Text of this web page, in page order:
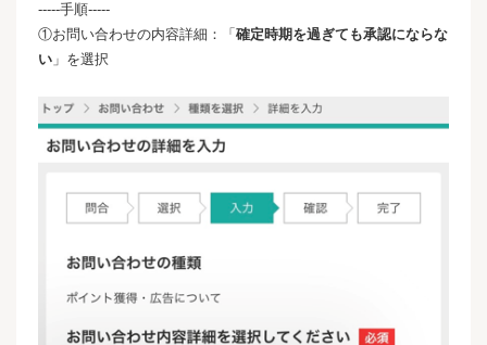
-----手順-----
①お問い合わせの内容詳細：「 確定時期を過ぎても承認にならな
い 」を選択